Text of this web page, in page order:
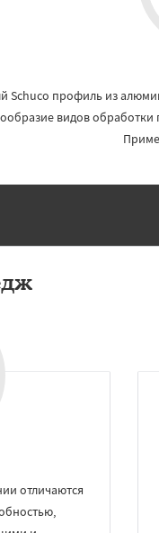
Schuco профиль из
видов обработки
отличаются
×